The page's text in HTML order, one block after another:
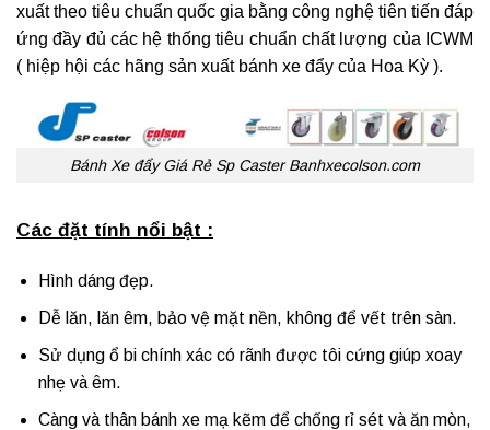
xuất theo tiêu chuẩn quốc gia bằng công nghệ tiên tiến đáp
ứng đầy đủ các hệ thống tiêu chuẩn chất lượng của ICWM
( hiệp hội các hãng sản xuất bánh xe đẩy của Hoa Kỳ ).
Bánh Xe đẩy Giá Rẻ Sp Caster Banhxecolson.com
Các đặt tính nổi bật :
Hình dáng đẹp.
Dễ lăn, lăn êm, bảo vệ mặt nền, không để vết trên sàn.
Sử dụng ổ bi chính xác có rãnh được tôi cứng giúp xoay
nhẹ và êm.
Càng và thân bánh xe mạ kẽm để chống rỉ sét và ăn mòn,